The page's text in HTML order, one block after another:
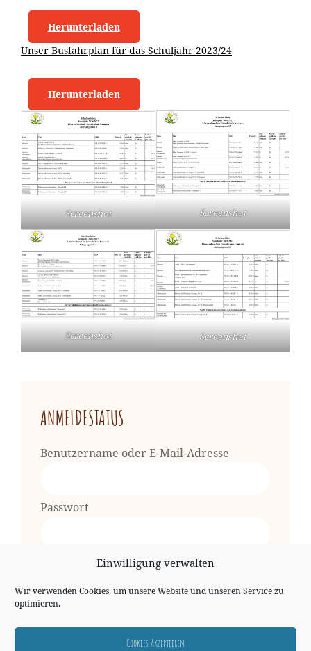
Einwilligung verwalten
Wir verwenden Cookies, um unsere Website und unseren Service zu
optimieren.
Cookies Akzeptieren
Herunterladen
Unser Busfahrplan für das Schuljahr 2023/24
Herunterladen
Screenshot Screenshot
Screenshot Screenshot
ANMELDESTATUS
Benutzername oder E-Mail-Adresse
Passwort
Vergessen?
Registrieren